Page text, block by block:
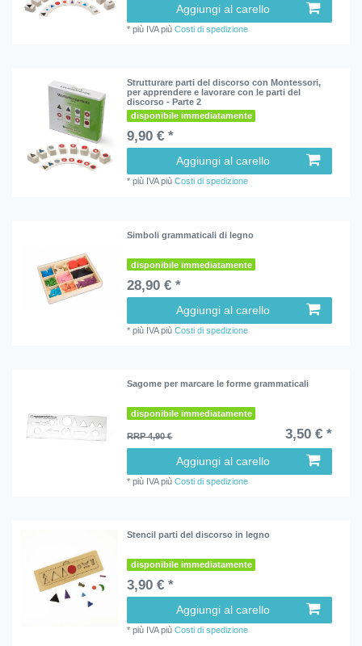
Aggiungi al carello
*più IVApiùCosti di spedizione
Strutturare parti del discorso con Montessori,
per apprendere e lavorare con le parti del
discorso - Parte 2
disponibile immediatamente
9,90 € *
Aggiungi al carello
*più IVApiùCosti di spedizione
Simboli grammaticali di legno
disponibile immediatamente
28,90 € *
Aggiungi al carello
*più IVApiùCosti di spedizione
Sagome per marcare le forme grammaticali
disponibile immediatamente
RRP 4,90 € 3,50 € *
Aggiungi al carello
*più IVApiùCosti di spedizione
Stencil parti del discorso in legno
disponibile immediatamente
3,90 € *
Aggiungi al carello
*più IVApiùCosti di spedizione